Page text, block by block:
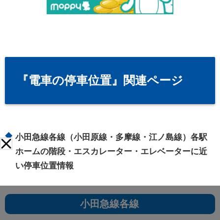
『電車の停車位置』関連ページ
小田急線各線（小田原線・多摩線・江ノ島線）各駅
ホームの階段・エスカレーター・エレベーターに近
い停車位置情報
小田急線各線